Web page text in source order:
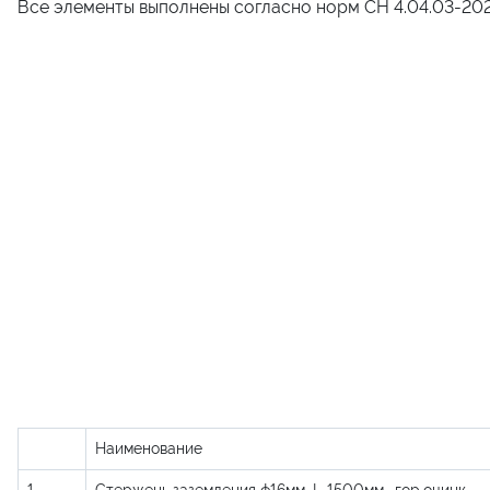
Все элементы выполнены согласно норм СН 4.04.03-
Наименование